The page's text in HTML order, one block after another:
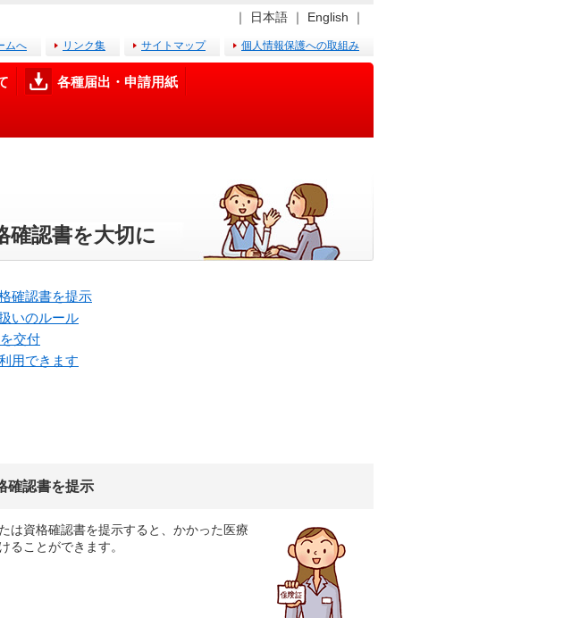
｜ 日本語 ｜ English ｜
個人情報保護への取組み
サイトマップ
リンク集
ムへ
各種届出・申請用紙
確認書を大切に
確認書を提示
いのルール
交付
用できます
確認書を提示
は資格確認書を提示すると、かかった医療
ることができます。